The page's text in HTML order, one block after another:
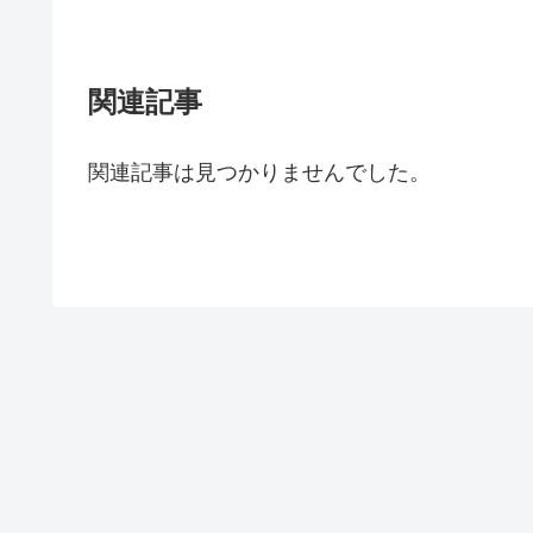
関連記事
関連記事は見つかりませんでした。